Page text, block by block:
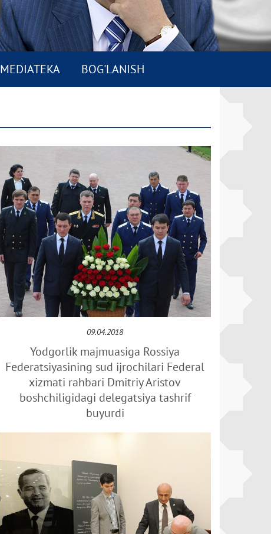
MEDIATEKA BOG'LANISH
09.04.2018
Yodgorlik majmuasiga Rossiya
Federatsiyasining sud ijrochilari Federal
xizmati rahbari Dmitriy Aristov
boshchiligidagi delegatsiya tashrif
buyurdi